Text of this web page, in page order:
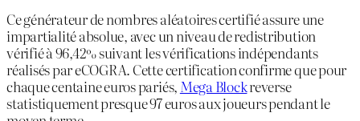
Ce générateur de nombres aléatoires certifié assure une
impartialité absolue, avec un niveau de redistribution
vérifié à 96,42% suivant les vérifications indépendants
réalisés par eCOGRA. Cette certification confirme que pour
chaque centaine euros pariés, Mega Blockreverse
statistiquement presque 97 euros aux joueurs pendant le